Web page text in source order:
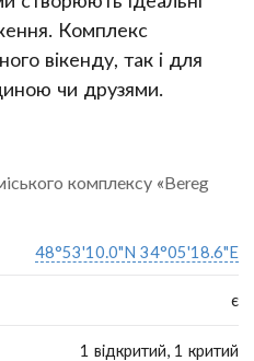
Комплекс
вікенду, так і для
чи друзями.
комплексу «Bereg
48°53'10.0"N 34°05'18.6"E
є
1 відкритий, 1 критий